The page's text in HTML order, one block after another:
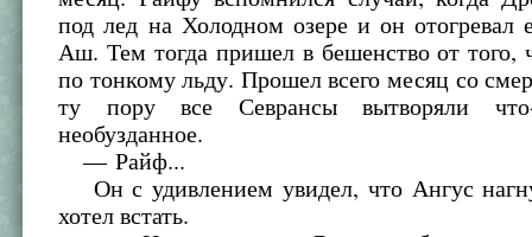
под лед на Холодном озере и он отогревал
Аш. Тем тогда пришел в бешенство от того,
по тонкому льду. Прошел всего месяц со
ту пору все Севрансы вытворяли
необузданное.
— Райф...
Он с удивлением увидел, что Ангус
хотел встать.